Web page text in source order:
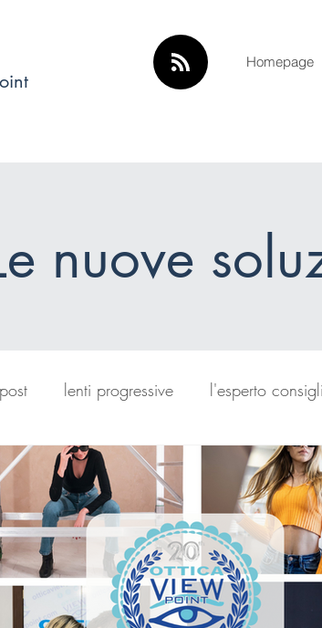
Homepage
nuove
lenti progressive l'esperto
Miopica contest lenti a